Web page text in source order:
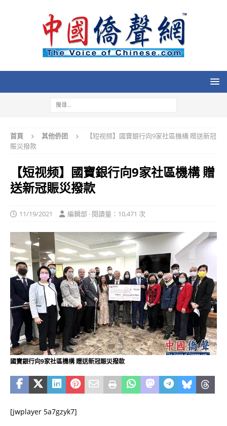
首頁 其他侨团
【短视频】國寶銀行向9家社區機構 贈送新冠
賑災撥款
【短视频】國寶銀行向9家社區機構 贈
送新冠賑災撥款
11/19/2021 編輯部 · 閱讀量：10,471 次
國寶銀行向9家社區機構 贈送新冠賑災撥款
[jwplayer 5a7gzyk7]